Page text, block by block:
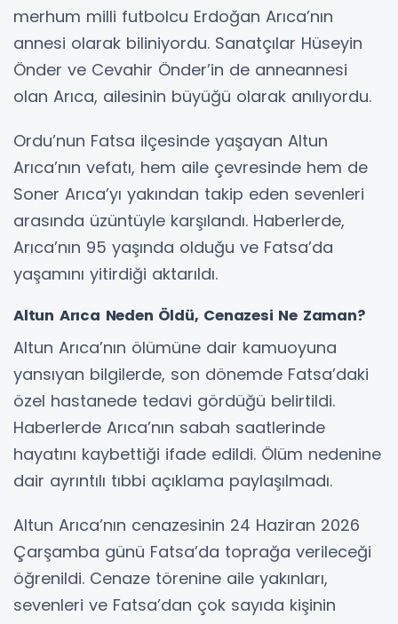
merhum milli futbolcu Erdoğan Arıca’nın
annesi olarak biliniyordu. Sanatçılar Hüseyin
Önder ve Cevahir Önder’in de anneannesi
olan Arıca, ailesinin büyüğü olarak anılıyordu.
Ordu’nun Fatsa ilçesinde yaşayan Altun
Arıca’nın vefatı, hem aile çevresinde hem de
Soner Arıca’yı yakından takip eden sevenleri
arasında üzüntüyle karşılandı. Haberlerde,
Arıca’nın 95 yaşında olduğu ve Fatsa’da
yaşamını yitirdiği aktarıldı.
Altun Arıca Neden Öldü, Cenazesi Ne Zaman?
Altun Arıca’nın ölümüne dair kamuoyuna
yansıyan bilgilerde, son dönemde Fatsa’daki
özel hastanede tedavi gördüğü belirtildi.
Haberlerde Arıca’nın sabah saatlerinde
hayatını kaybettiği ifade edildi. Ölüm nedenine
dair ayrıntılı tıbbi açıklama paylaşılmadı.
Altun Arıca’nın cenazesinin 24 Haziran 2026
Çarşamba günü Fatsa’da toprağa verileceği
öğrenildi. Cenaze törenine aile yakınları,
sevenleri ve Fatsa’dan çok sayıda kişinin